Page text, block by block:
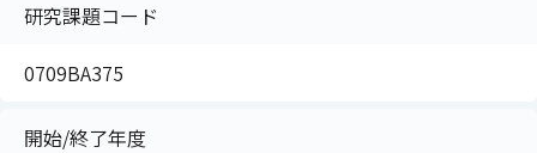
研究課題コード
0709BA375
開始/終了年度